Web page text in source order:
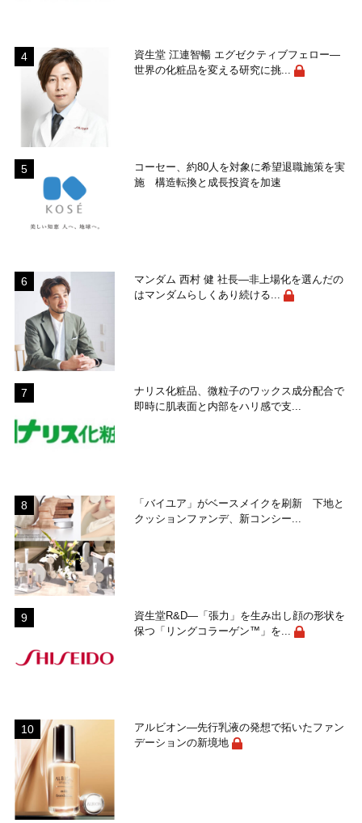
資生堂 江連智暢 エグゼクティブフェロー―
世界の化粧品を変える研究に挑...
コーセー、約80人を対象に希望退職施策を実
施 構造転換と成長投資を加速
マンダム 西村 健 社長―非上場化を選んだの
はマンダムらしくあり続ける...
ナリス化粧品、微粒子のワックス成分配合で
即時に肌表面と内部をハリ感で支...
「バイユア」がベースメイクを刷新 下地と
クッションファンデ、新コンシー...
資生堂R&D―「張力」を生み出し顔の形状を
保つ「リングコラーゲン™」を...
アルビオン―先行乳液の発想で拓いたファン
デーションの新境地